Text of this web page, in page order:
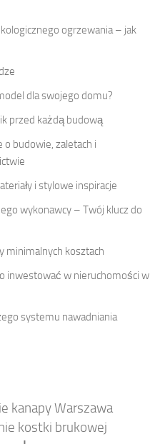
ogrzewania – jak
dla swojego domu?
przed każdą budową
o budowie, zaletach i
i stylowe inspiracje
wykonawcy – Twój klucz do
minimalnych kosztach
inwestować w nieruchomości w
systemu nawadniania
kanapy Warszawa
kostki brukowej